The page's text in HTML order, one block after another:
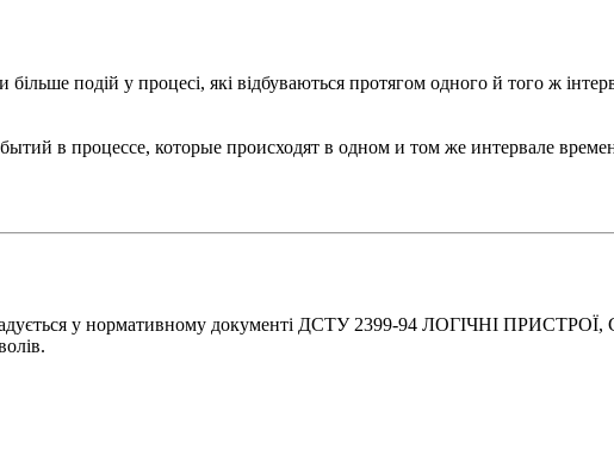
більше подій у процесі, які відбуваються протягом одного й того ж
в процессе, которые происходят в одном и том же интервале
у нормативному документі ДСТУ 2399-94 ЛОГІЧНІ